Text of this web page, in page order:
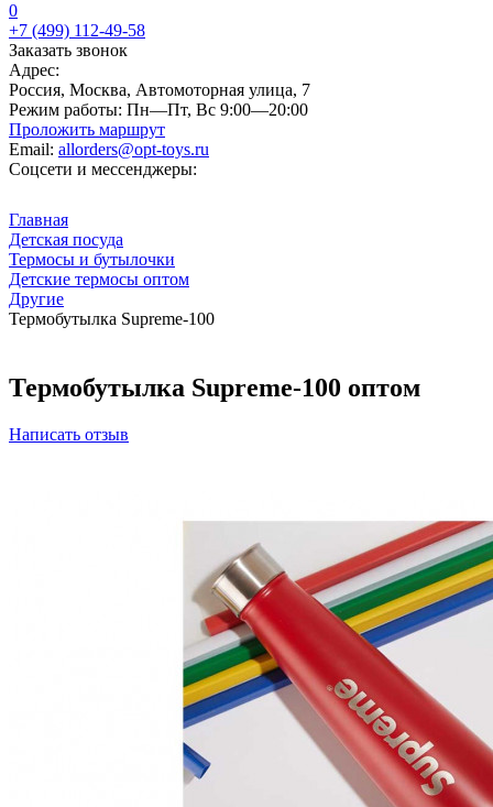
0
+7 (499) 112-49-58
Заказать звонок
Адрес:
Россия, Москва, Автомоторная улица, 7
Режим работы: Пн—Пт, Вс 9:00—20:00
Проложить маршрут
Email: allorders@opt-toys.ru
Соцсети и мессенджеры:
Главная
Детская посуда
Термосы и бутылочки
Детские термосы оптом
Другие
Термобутылка Supreme-100
Термобутылка Supreme-100 оптом
Написать отзыв